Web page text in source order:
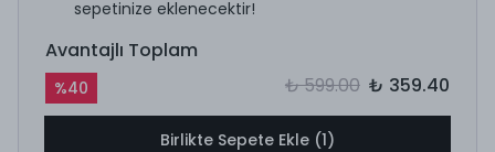
sepetinize eklenecektir!
Avantajlı Toplam
%40 ₺ 599.00 ₺ 359.40
Birlikte Sepete Ekle (1)